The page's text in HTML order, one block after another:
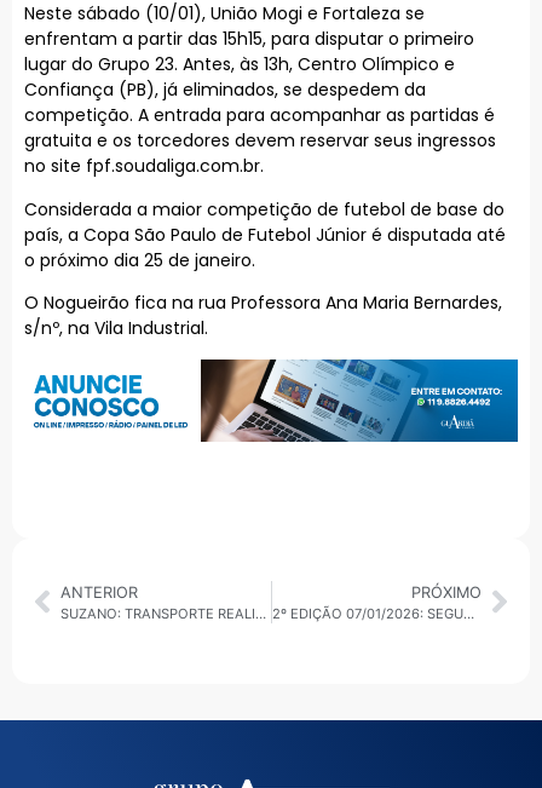
Neste sábado (10/01), União Mogi e Fortaleza se
enfrentam a partir das 15h15, para disputar o primeiro
lugar do Grupo 23. Antes, às 13h, Centro Olímpico e
Confiança (PB), já eliminados, se despedem da
competição. A entrada para acompanhar as partidas é
gratuita e os torcedores devem reservar seus ingressos
no site fpf.soudaliga.com.br.
Considerada a maior competição de futebol de base do
país, a Copa São Paulo de Futebol Júnior é disputada até
o próximo dia 25 de janeiro.
O Nogueirão fica na rua Professora Ana Maria Bernardes,
s/nº, na Vila Industrial.
ANTERIOR
SUZANO: TRANSPORTE REALIZA VISTORIA EM VEÍCULOS ESCOLARES QUE ATENDEM CERCA DE 20 MIL ESTUDANTES
PRÓXIMO
2º EDIÇÃO 07/01/2026: SEGURANÇA, ECONOMIA, SERVIÇOS PÚBLICOS E AGENDA INTERNACIONAL EM DESTAQUE